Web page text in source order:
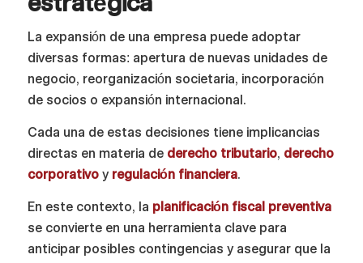
La expansión de una empresa puede adoptar
diversas formas: apertura de nuevas unidades de
negocio, reorganización societaria, incorporación
de socios o expansión internacional.
Cada una de estas decisiones tiene implicancias
directas en materia de derecho tributario, derecho
corporativoy regulación financiera.
En este contexto, la planificación fiscal preventiva
se convierte en una herramienta clave para
anticipar posibles contingencias y asegurar que la